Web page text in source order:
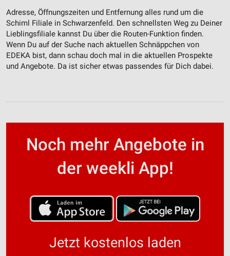
Adresse, Öffnungszeiten und Entfernung alles rund um die
Schiml Filiale in Schwarzenfeld. Den schnellsten Weg zu Deiner
Lieblingsfiliale kannst Du über die Routen-Funktion finden.
Wenn Du auf der Suche nach aktuellen Schnäppchen von
EDEKA bist, dann schau doch mal in die aktuellen Prospekte
und Angebote. Da ist sicher etwas passendes für Dich dabei.
Noch mehr Angebote in
der weekli App!
Jetzt kostenlos laden